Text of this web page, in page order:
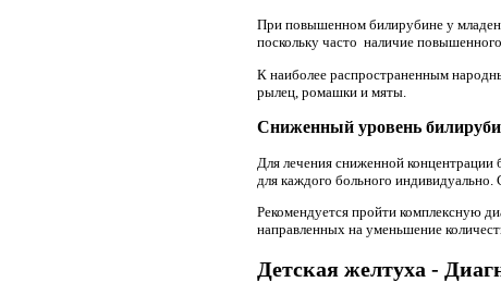
При повышенном билирубине у
поскольку часто наличие
К наиболее распространенным
рылец, ромашки и мяты.
Сниженный уровень
Для лечения сниженной
для каждого больного
Рекомендуется пройти комплексную
направленных на уменьшение
Детская желтуха -